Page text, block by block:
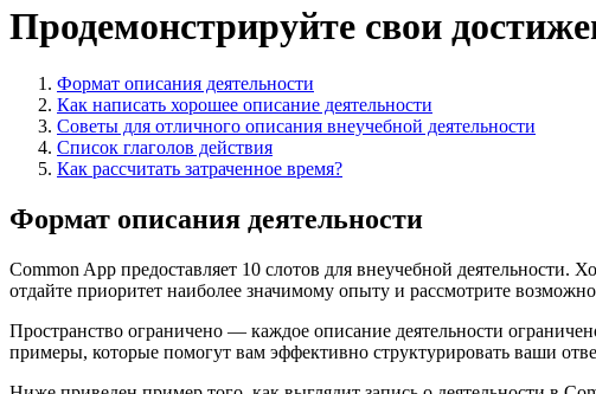
Продемонстрируйте свои
Формат описания деятельности
Как написать хорошее описание деятельности
Советы для отличного описания внеучебной деятельности
Список глаголов действия
Как рассчитать затраченное время?
Формат описания деятельности
Common App предоставляет 10 слотов для внеучебной деятельности.
отдайте приоритет наиболее значимому опыту и рассмотрите
Пространство ограничено — каждое описание деятельности
примеры, которые помогут вам эффективно структурировать ваши